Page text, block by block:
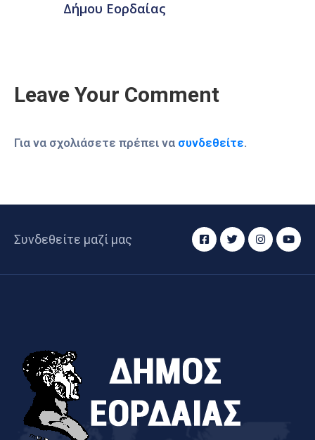
Δήμου Εορδαίας
Leave Your Comment
Για να σχολιάσετε πρέπει να συνδεθείτε.
Συνδεθείτε μαζί μας